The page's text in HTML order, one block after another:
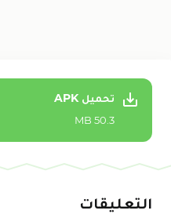
تحميل APK
50.3 MB
التعليقات